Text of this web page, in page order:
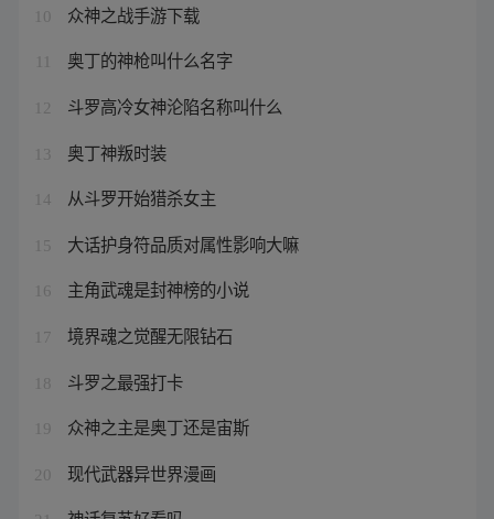
10 众神之战手游下载
奥丁的神枪叫什么名字
12 斗罗高冷女神沦陷名称叫什么
13 奥丁神叛时装
14 从斗罗开始猎杀女主
15 大话护身符品质对属性影响大嘛
16 主角武魂是封神榜的小说
17 境界魂之觉醒无限钻石
18 斗罗之最强打卡
19 众神之主是奥丁还是宙斯
20 现代武器异世界漫画